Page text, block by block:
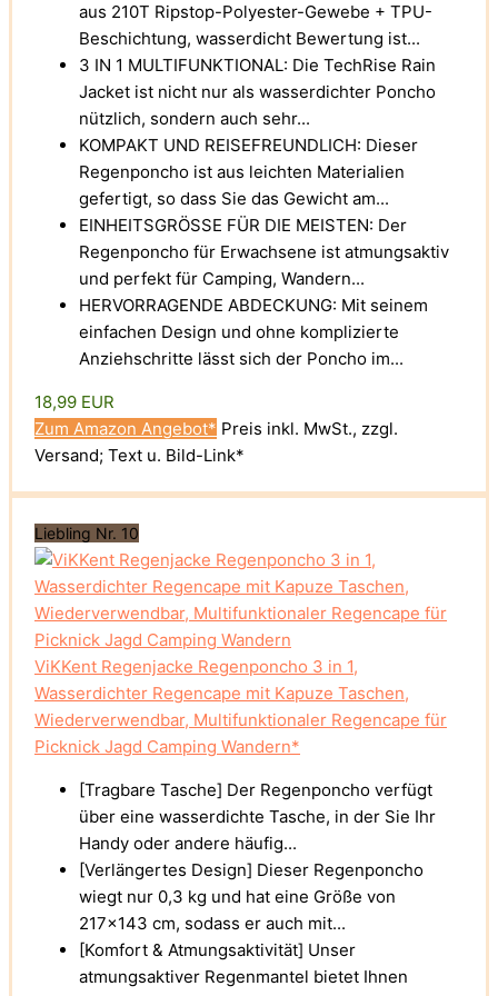
aus 210T Ripstop-Polyester-Gewebe + TPU-
Beschichtung, wasserdicht Bewertung ist...
3 IN 1 MULTIFUNKTIONAL: Die TechRise Rain
Jacket ist nicht nur als wasserdichter Poncho
nützlich, sondern auch sehr...
KOMPAKT UND REISEFREUNDLICH: Dieser
Regenponcho ist aus leichten Materialien
gefertigt, so dass Sie das Gewicht am...
EINHEITSGRÖSSE FÜR DIE MEISTEN: Der
Regenponcho für Erwachsene ist atmungsaktiv
und perfekt für Camping, Wandern...
HERVORRAGENDE ABDECKUNG: Mit seinem
einfachen Design und ohne komplizierte
Anziehschritte lässt sich der Poncho im...
18,99 EUR
Zum Amazon Angebot* Preis inkl. MwSt., zzgl.
Versand; Text u. Bild-Link*
Liebling Nr. 10
ViKKent Regenjacke Regenponcho 3 in 1,
Wasserdichter Regencape mit Kapuze Taschen,
Wiederverwendbar, Multifunktionaler Regencape für
Picknick Jagd Camping Wandern*
[Tragbare Tasche] Der Regenponcho verfügt
über eine wasserdichte Tasche, in der Sie Ihr
Handy oder andere häufig...
[Verlängertes Design] Dieser Regenponcho
wiegt nur 0,3 kg und hat eine Größe von
217x143 cm, sodass er auch mit...
[Komfort & Atmungsaktivität] Unser
atmungsaktiver Regenmantel bietet Ihnen